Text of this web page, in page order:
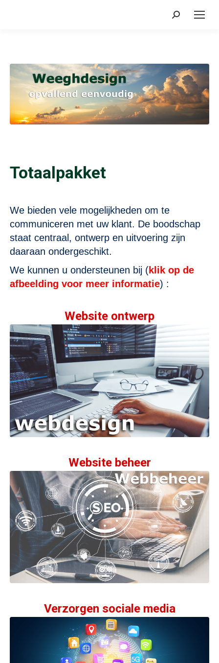
Search:
Totaalpakket
We bieden vele mogelijkheden om te
communiceren met uw klant. De boodschap
staat centraal, ontwerp en uitvoering zijn
daaraan ondergeschikt.
We kunnen u ondersteunen bij (klik op de
afbeelding voor meer informatie) :
Website ontwerp
Website beheer
Verzorgen sociale media